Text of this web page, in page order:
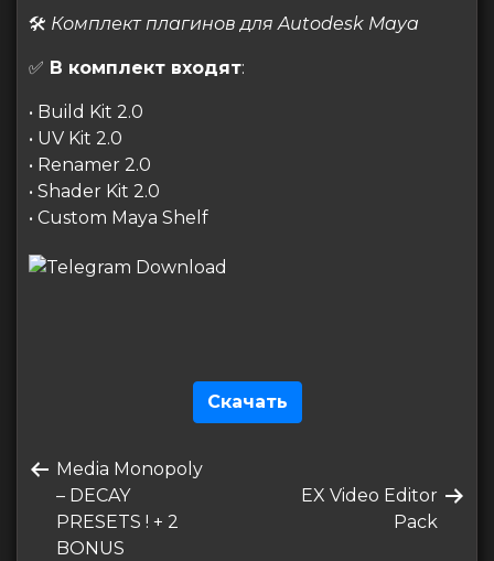
🛠 Комплект плагинов для Autodesk Maya
✅ В комплект входят:
• Build Kit 2.0
• UV Kit 2.0
• Renamer 2.0
• Shader Kit 2.0
• Custom Maya Shelf
Скачать
по
записям
Предыдущая
запись
Media Monopoly
– DECAY
PRESETS ! + 2
BONUS
Следующая
EX Video Editor
Pack